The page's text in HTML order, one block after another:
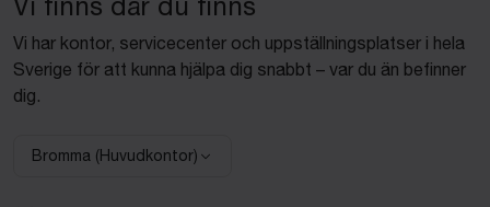
Vi har kontor, servicecenter och uppställningsplatser i hela
Sverige för att kunna hjälpa dig snabbt – var du än befinner
dig.
Välj anläggning:
Bromma (Huvudkontor)